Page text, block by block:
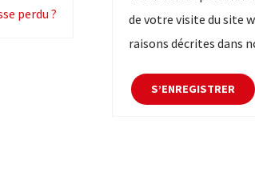
perdu ?
de votre visite du site
raisons décrites dans
S’ENREGISTRER